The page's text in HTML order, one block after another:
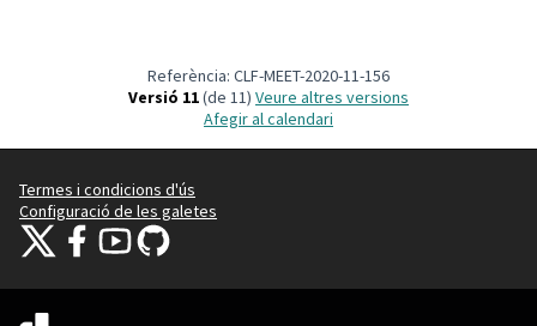
Referència: CLF-MEET-2020-11-156
Versió 11(de 11)
veure altres versions
Afegir al calendari
Termes i condicions d'ús
Configuració de les galetes
Decidim Calafell a X
Decidim Calafell a Facebook
Decidim Calafell a YouTube
Decidim Calafell a GitHub